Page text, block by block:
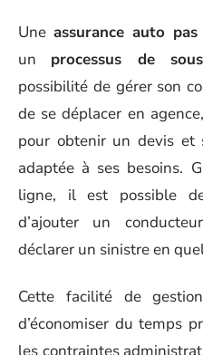
Une assurance auto pas
un processus de
possibilité de gérer son
de se déplacer en
pour obtenir un devis et
adaptée à ses besoins.
ligne, il est possible
d’ajouter un
déclarer un sinistre en
Cette facilité de
d’économiser du temps